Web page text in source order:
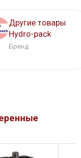
Другие товары
Hydro-pack
Бренд